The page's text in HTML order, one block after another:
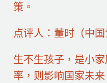
策。
点评人：董时（中国
生不生孩子，是小
率，则影响国家未